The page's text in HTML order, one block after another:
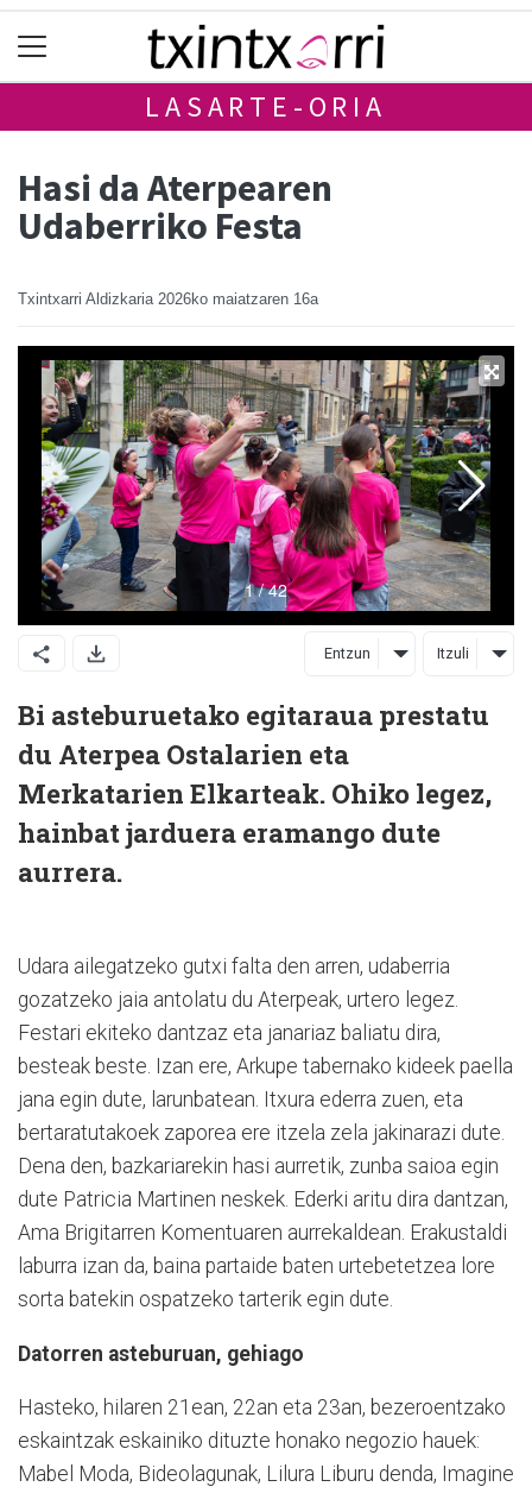
LASARTE-ORIA
Hasi da Aterpearen
Udaberriko Festa
Txintxarri Aldizkaria 2026ko maiatzaren 16a
Entzun Itzuli
Bi asteburuetako egitaraua prestatu
du Aterpea Ostalarien eta
Merkatarien Elkarteak. Ohiko legez,
hainbat jarduera eramango dute
aurrera.
Udara ailegatzeko gutxi falta den arren, udaberria
gozatzeko jaia antolatu du Aterpeak, urtero legez.
Festari ekiteko dantzaz eta janariaz baliatu dira,
besteak beste. Izan ere, Arkupe tabernako kideek paella
jana egin dute, larunbatean. Itxura ederra zuen, eta
bertaratutakoek zaporea ere itzela zela jakinarazi dute.
Dena den, bazkariarekin hasi aurretik, zunba saioa egin
dute Patricia Martinen neskek. Ederki aritu dira dantzan,
Ama Brigitarren Komentuaren aurrekaldean. Erakustaldi
laburra izan da, baina partaide baten urtebetetzea lore
sorta batekin ospatzeko tarterik egin dute.
Datorren asteburuan, gehiago
Hasteko, hilaren 21ean, 22an eta 23an, bezeroentzako
eskaintzak eskainiko dituzte honako negozio hauek:
Mabel Moda, Bideolagunak, Lilura Liburu denda, Imagine